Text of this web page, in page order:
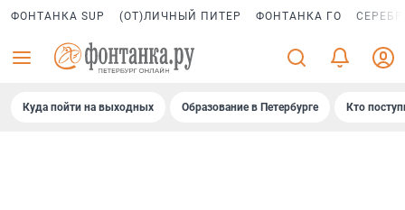
ФОНТАНКА SUP (ОТ)ЛИЧНЫЙ ПИТЕР ФОНТАНКА ГО
Куда пойти на выходных Образование в Петербурге Кто